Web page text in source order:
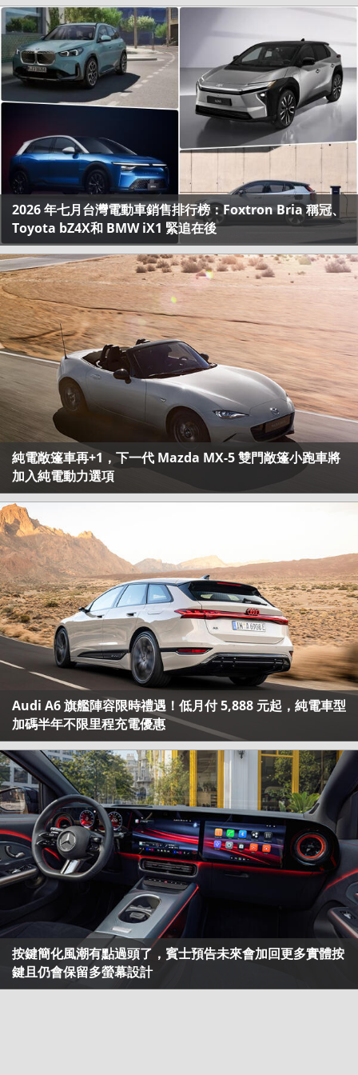
2026 年七月台灣電動車銷售排行榜：Foxtron Bria 稱冠、
Toyota bZ4X和 BMW iX1 緊追在後
純電敞篷車再+1，下一代 Mazda MX-5 雙門敞篷小跑車將
加入純電動力選項
Audi A6 旗艦陣容限時禮遇！低月付 5,888 元起，純電車型
加碼半年不限里程充電優惠
按鍵簡化風潮有點過頭了，賓士預告未來會加回更多實體按
鍵且仍會保留多螢幕設計